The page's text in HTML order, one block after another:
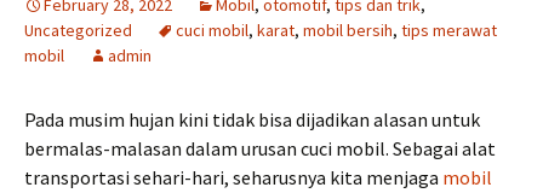
February 28, 2022 Mobil, otomotif, tips dan trik,
Uncategorized
cuci mobil, karat, mobil bersih, tips merawat
mobil
admin
Pada musim hujan kini tidak bisa dijadikan alasan untuk
bermalas-malasan dalam urusan cuci mobil. Sebagai alat
transportasi sehari-hari, seharusnya kita menjaga mobil